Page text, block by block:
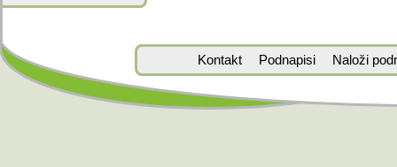
Kontakt Podnapisi Naloži